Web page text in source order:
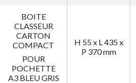
BOITE
CLASSEUR
CARTON
COMPACT
POUR
POCHETTE
A3 BLEU GRIS
H 55 x L 435 x
P 370 mm